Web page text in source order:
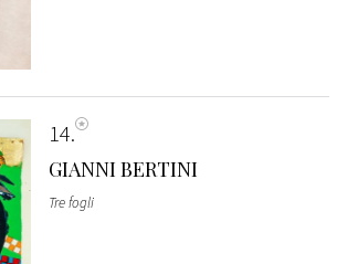
14
GIANNI BERTINI
Tre fogli